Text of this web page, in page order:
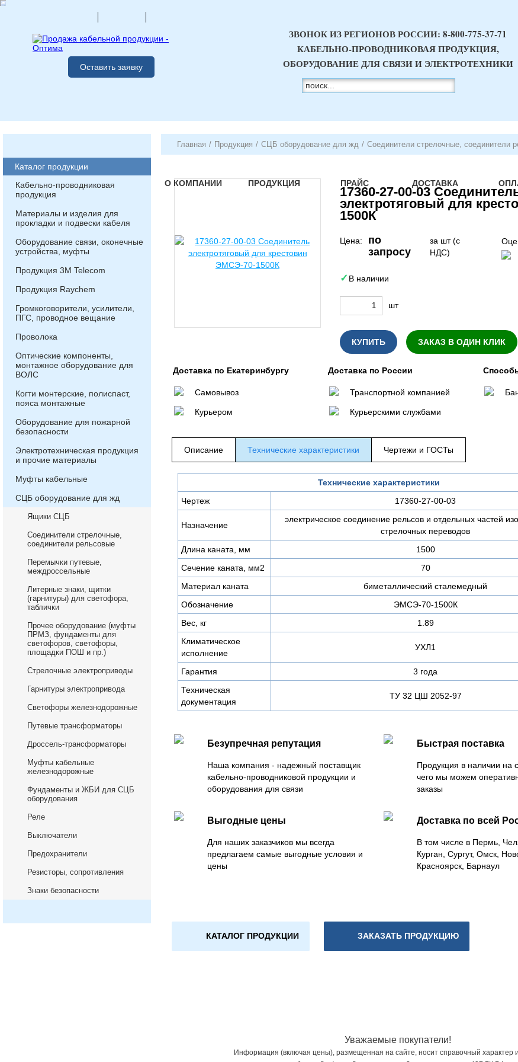
Оставить заявку
ЗВОНОК ИЗ РЕГИОНОВ РОССИИ: 8-800-775-37-71
КАБЕЛЬНО-ПРОВОДНИКОВАЯ ПРОДУКЦИЯ,
ОБОРУДОВАНИЕ ДЛЯ СВЯЗИ И ЭЛЕКТРОТЕХНИКИ
О КОМПАНИИ ПРОДУКЦИЯ ПРАЙС ДОСТАВКА
Каталог продукции
Кабельно-проводниковая
продукция
Материалы и изделия для
прокладки и подвески кабеля
Оборудование связи, оконечные
устройства, муфты
Продукция 3М Telecom
Продукция Raychem
Громкоговорители, усилители,
ПГС, проводное вещание
Проволока
Оптические компоненты,
монтажное оборудование для
ВОЛС
Когти монтерские, полиспаст,
пояса монтажные
Оборудование для пожарной
безопасности
Электротехническая продукция
и прочие материалы
Муфты кабельные
СЦБ оборудование для жд
Ящики СЦБ
Соединители стрелочные,
соединители рельсовые
Перемычки путевые,
междроссельные
Литерные знаки, щитки
(гарнитуры) для светофора,
таблички
Прочее оборудование (муфты
ПРМЗ, фундаменты для
светофоров, светофоры,
площадки ПОШ и пр.)
Стрелочные электроприводы
Гарнитуры электропривода
Светофоры железнодорожные
Путевые трансформаторы
Дроссель-трансформаторы
Муфты кабельные
железнодорожные
Фундаменты и ЖБИ для СЦБ
оборудования
Реле
Выключатели
Предохранители
Резисторы, сопротивления
Знаки безопасности
Главная / Продукция / СЦБ оборудование для жд / Соединители стрелочные, соединители
17360-27-00-03
электротяговый для
1500К
Цена:
по
запросу
за шт (с
НДС)
В наличии
шт
КУПИТЬ ЗАКАЗ В ОДИН КЛИК
Доставка по Екатеринбургу
Самовывоз
Курьером
Доставка по России
Транспортной компанией
Курьерскими службами
Описание Технические характеристики Чертежи и ГОСТы
Технические характеристики
Чертеж
17360-27-00-03
Назначение
электрическое соединение рельсов и отдельных частей
стрелочных переводов
Длина каната, мм
1500
Сечение каната, мм2
70
Материал каната
биметаллический сталемедный
Обозначение
ЭМСЭ-70-1500К
Вес, кг
1.89
Климатическое
исполнение
УХЛ1
Гарантия
3 года
Техническая
документация
ТУ 32 ЦШ 2052-97
Безупречная репутация
Наша компания - надежный поставщик
кабельно-проводниковой продукции и
оборудования для связи
Быстрая поставка
Продукция в наличии на
чего мы можем
заказы
Выгодные цены
Для наших заказчиков мы всегда
предлагаем самые выгодные условия и
цены
Доставка по всей
В том числе в Пермь,
Курган, Сургут, Омск,
Красноярск, Барнаул
КАТАЛОГ ПРОДУКЦИИ ЗАКАЗАТЬ ПРОДУКЦИЮ
Уважаемые покупатели!
Информация (включая цены), размещенная на сайте, носит справочный характер